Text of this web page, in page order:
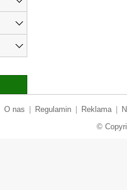
O nas Regulamin Reklama
©